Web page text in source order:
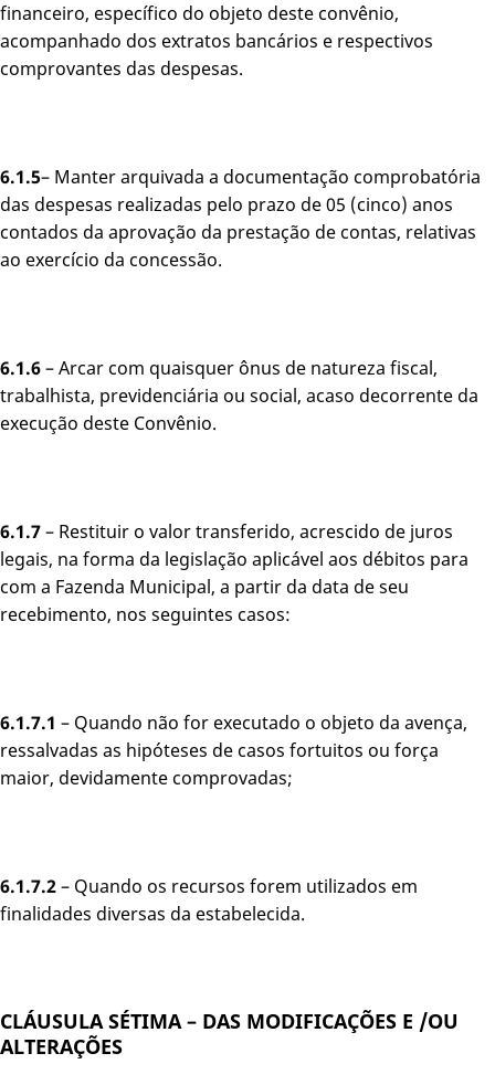
financeiro, específico do objeto deste convênio,
acompanhado dos extratos bancários e respectivos
comprovantes das despesas.
6.1.5– Manter arquivada a documentação comprobatória
das despesas realizadas pelo prazo de 05 (cinco) anos
contados da aprovação da prestação de contas, relativas
ao exercício da concessão.
6.1.6– Arcar com quaisquer ônus de natureza fiscal,
trabalhista, previdenciária ou social, acaso decorrente da
execução deste Convênio.
6.1.7– Restituir o valor transferido, acrescido de juros
legais, na forma da legislação aplicável aos débitos para
com a Fazenda Municipal, a partir da data de seu
recebimento, nos seguintes casos:
6.1.7.1 – Quando não for executado o objeto da avença,
ressalvadas as hipóteses de casos fortuitos ou força
maior, devidamente comprovadas;
6.1.7.2– Quando os recursos forem utilizados em
finalidades diversas da estabelecida.
CLÁUSULA SÉTIMA – DAS MODIFICAÇÕES E /OU
ALTERAÇÕES